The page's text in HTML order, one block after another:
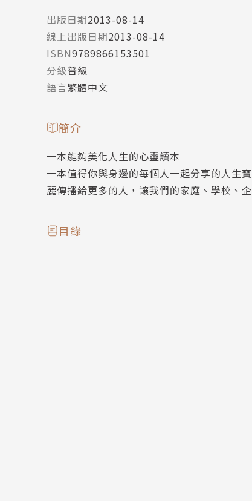
出版日期2013-08-14
線上出版日期2013-08-14
ISBN9789866153501
分級普級
語言繁體中文
簡介
一本能夠美化人生的心靈讀本
一本值得你與身邊的每個人一起分享的人生
麗傳播給更多的人，讓我們的家庭、學校、
目錄